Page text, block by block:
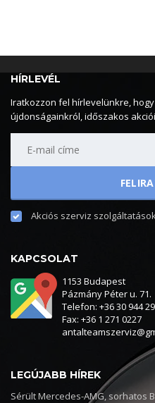
HÍRLEVÉL
Iratkozzon fel hírlevelünkre,
újdonságainkról, időszakos
Akciós szerviz
KAPCSOLAT
1153 Budapest
Pázmány Péter u. 71.
Telefon: +36 30 944
Fax: +36 1 271 0227
LEGÚJABB HÍREK
Sérült Mercedes-AMG, sorhatos